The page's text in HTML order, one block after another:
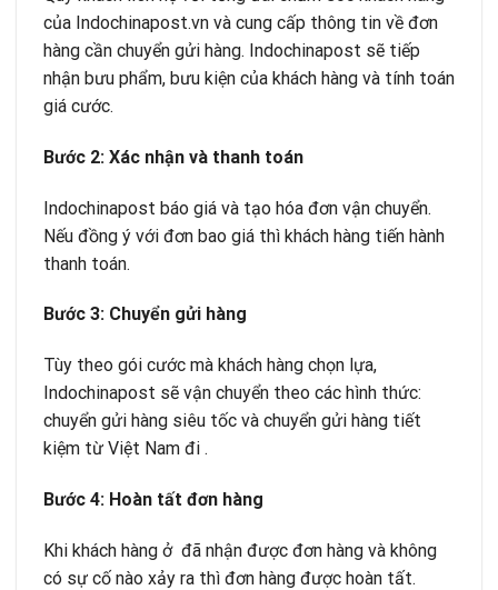
của Indochinapost.vn và cung cấp thông tin về đơn
hàng cần chuyển gửi hàng. Indochinapost sẽ tiếp
nhận bưu phẩm, bưu kiện của khách hàng và tính toán
giá cước.
Bước 2: Xác nhận và thanh toán
Indochinapost báo giá và tạo hóa đơn vận chuyển.
Nếu đồng ý với đơn bao giá thì khách hàng tiến hành
thanh toán.
Bước 3: Chuyển gửi hàng
Tùy theo gói cước mà khách hàng chọn lựa,
Indochinapost sẽ vận chuyển theo các hình thức:
chuyển gửi hàng siêu tốc và chuyển gửi hàng tiết
kiệm từ Việt Nam đi .
Bước 4: Hoàn tất đơn hàng
Khi khách hàng ở đã nhận được đơn hàng và không
có sự cố nào xảy ra thì đơn hàng được hoàn tất.